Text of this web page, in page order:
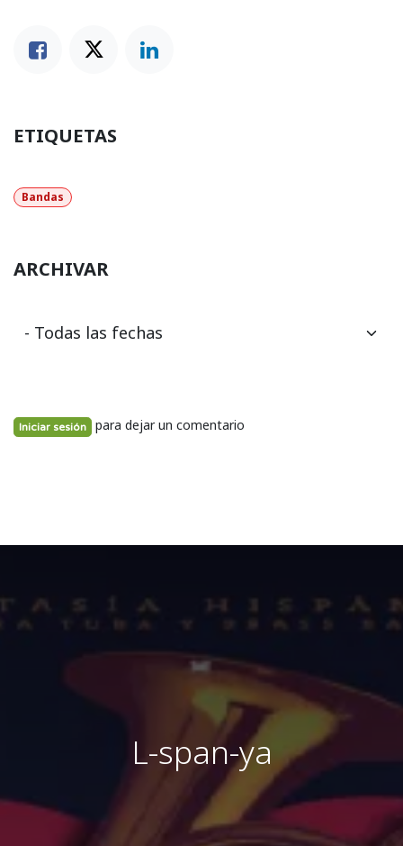
ETIQUETAS
Bandas
ARCHIVAR
Iniciar sesión para dejar un comentario
L-span-ya